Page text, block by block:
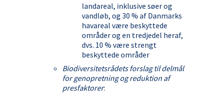
landareal, inklusive søer og
vandløb, og 30 % af Danmarks
havareal være beskyttede
områder og en tredjedel heraf,
dvs. 10 % være strengt
beskyttede områder
Biodiversitetsrådets forslag til delmål
for genopretning og reduktion af
presfaktorer: